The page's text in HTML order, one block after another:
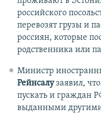
российского
перевозят грузы и
россиян, которые
родственника или
Министр
Рейнсалузаявил,
пускать и граждан
выданными